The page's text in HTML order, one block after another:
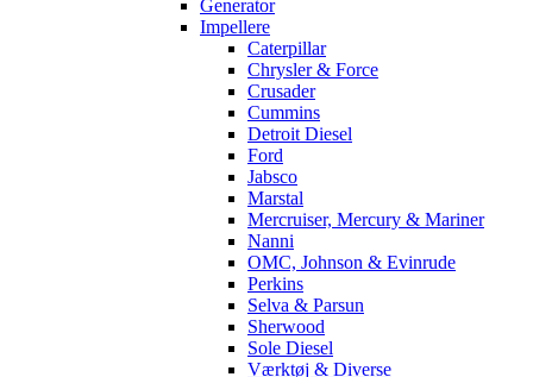
Generator
Impellere
Caterpillar
Chrysler & Force
Crusader
Cummins
Detroit Diesel
Ford
Jabsco
Marstal
Mercruiser, Mercury & Mariner
Nanni
OMC, Johnson & Evinrude
Perkins
Selva & Parsun
Sherwood
Sole Diesel
Værktøj & Diverse